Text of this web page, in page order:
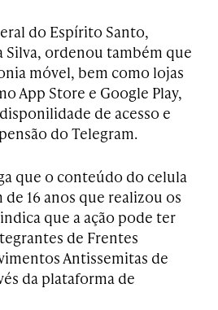
do Espírito Santo,
ordenou também que
móvel, bem como lojas
App Store e Google Play,
de acesso e
do Telegram.
que o conteúdo do celula
16 anos que realizou os
que a ação pode ter
de Frentes
Antissemitas de
da plataforma de